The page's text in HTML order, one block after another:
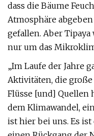
dass die Bäume
Atmosphäre
gefallen. Aber
nur um das
„Im Laufe der Jahre
Aktivitäten, die
Flüsse [und] Quellen
dem Klimawandel,
ist hier bei uns. Es